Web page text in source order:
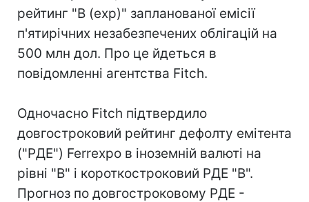
рейтинг "B (exp)" запланованої емісії
п'ятирічних незабезпечених облігацій на
500 млн дол. Про це йдеться в
повідомленні агентства Fitch.
Одночасно Fitch підтвердило
довгостроковий рейтинг дефолту емітента
("РДЕ") Ferrexpo в іноземній валюті на
рівні "B" і короткостроковий РДЕ "B".
Прогноз по довгостроковому РДЕ -